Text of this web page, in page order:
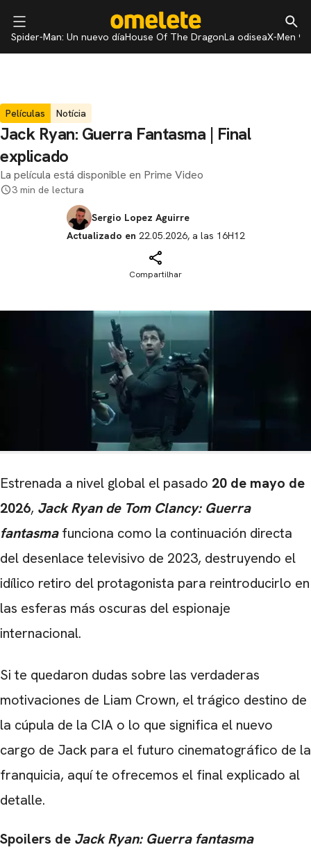
Spider-Man: Un nuevo díaHouse Of The DragonLa odiseaX-Men 97
Películas Notícia
Jack Ryan: Guerra Fantasma | Final
explicado
La película está disponible en Prime Video
3 min de lectura
Sergio Lopez Aguirre
Actualizado en 22.05.2026, a las 16H12
Compartilhar
Estrenada a nivel global el pasado 20 de mayo de
2026, Jack Ryan de Tom Clancy: Guerra
fantasmafunciona como la continuación directa
del desenlace televisivo de 2023, destruyendo el
idílico retiro del protagonista para reintroducirlo en
las esferas más oscuras del espionaje
internacional.
Si te quedaron dudas sobre las verdaderas
motivaciones de Liam Crown, el trágico destino de
la cúpula de la CIA o lo que significa el nuevo
cargo de Jack para el futuro cinematográfico de la
franquicia, aquí te ofrecemos el final explicado al
detalle.
Spoilers de Jack Ryan: Guerra fantasma